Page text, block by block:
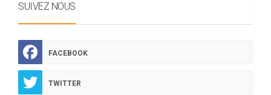
SUIVEZ NOUS
FACEBOOK
TWITTER